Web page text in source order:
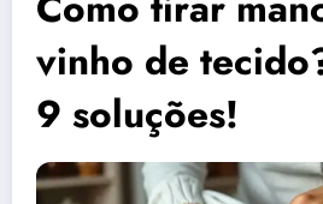
vinho de
9 soluções!